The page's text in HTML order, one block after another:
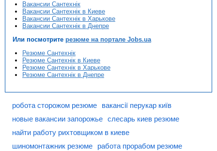
Вакансии Сантехнік
Вакансии Сантехнік в Киеве
Вакансии Сантехнік в Харькове
Вакансии Сантехнік в Днепре
Или посмотрите резюме на портале Jobs.ua
Резюме Сантехнік
Резюме Сантехнік в Киеве
Резюме Сантехнік в Харькове
Резюме Сантехнік в Днепре
робота сторожом резюме
вакансії перукар київ
новые вакансии запорожье слесарь киев резюме
найти работу рихтовщиком в киеве
шиномонтажник резюме
работа прорабом резюме